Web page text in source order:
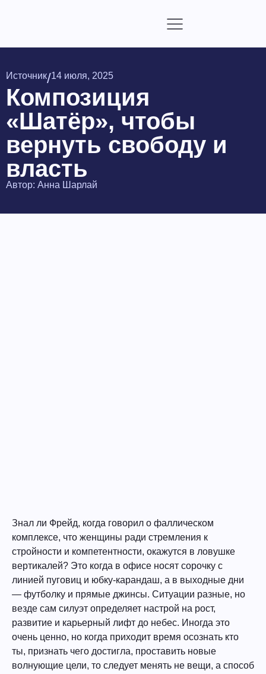
Источник/14 июля, 2025
Композиция
«Шатёр», чтобы
вернуть свободу и
власть
Автор: Анна Шарлай
Знал ли Фрейд, когда говорил о фаллическом
комплексе, что женщины ради стремления к
стройности и компетентности, окажутся в ловушке
вертикалей? Это когда в офисе носят сорочку с
линией пуговиц и юбку-карандаш, а в выходные дни
— футболку и прямые джинсы. Ситуации разные, но
везде сам силуэт определяет настрой на рост,
развитие и карьерный лифт до небес. Иногда это
очень ценно, но когда приходит время осознать кто
ты, признать чего достигла, проставить новые
волнующие цели, то следует менять не вещи, а способ